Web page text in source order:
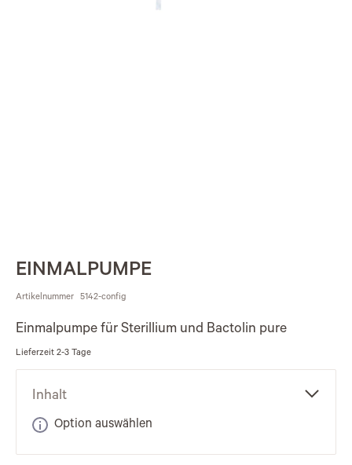
EINMALPUMPE
Artikelnummer 5142-config
Einmalpumpe für Sterillium und Bactolin pure
Lieferzeit 2-3 Tage
Inhalt
Option auswählen